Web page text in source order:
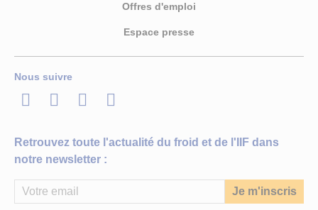
Offres d'emploi
Espace presse
Nous suivre
LinkedInTwitterFacebook
Youtube
Retrouvez toute l'actualité du froid et de l'IIF dans
notre newsletter :